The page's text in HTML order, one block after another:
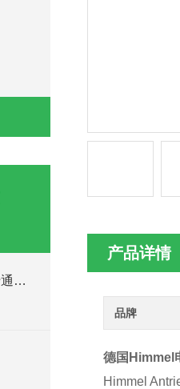
VEM电机IE3-W43R 225用于通风除尘风机
产品详情
品牌
德国 Himmel
Himmel